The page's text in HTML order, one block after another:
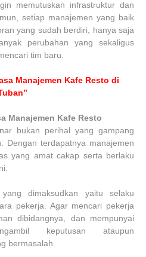
memutuskan infrastruktur dan
setiap manajemen yang baik
yang sudah berdiri, hanya saja
perubahan yang sekaligus
tim baru.
Manajemen Kafe Resto di
Manajemen Kafe Resto
bukan perihal yang gampang
Dengan terdapatnya manajemen
yang amat cakap serta berlaku
dimaksudkan yaitu selaku
pekerja. Agar mencari pekerja
dibidangnya, dan mempunyai
keputusan ataupun
bermasalah.